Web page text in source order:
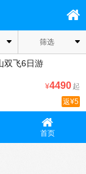
筛选
双飞6日游
¥4490 起
返¥5
首页